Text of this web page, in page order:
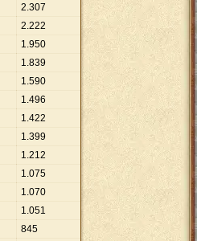
2.307
2.222
1.950
1.839
1.590
1.496
1.422
1.399
1.212
1.075
1.070
1.051
845